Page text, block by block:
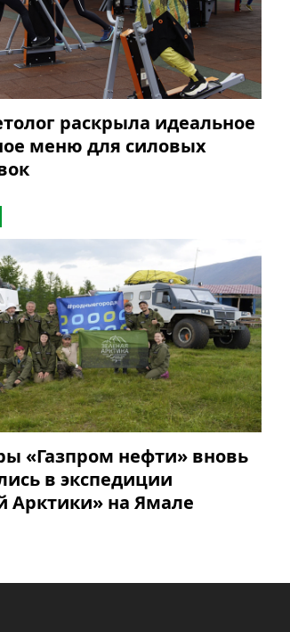
раскрыла идеальное
меню для силовых
«Газпром нефти» вновь
в экспедиции
Арктики» на Ямале